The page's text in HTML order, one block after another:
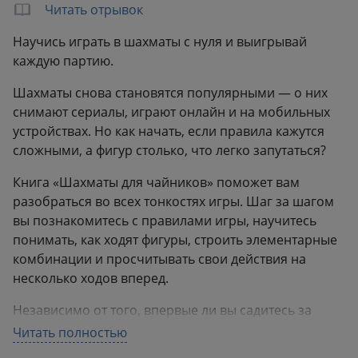
Формат: 163x235 мм
Читать отрывок
Научись играть в шахматы с нуля и выигрывай
каждую партию.
Шахматы снова становятся популярными — о них
снимают сериалы, играют онлайн и на мобильных
устройствах. Но как начать, если правила кажутся
сложными, а фигур столько, что легко запутаться?
Книга «Шахматы для чайников» поможет вам
разобраться во всех тонкостях игры. Шаг за шагом
вы познакомитесь с правилами игры, научитесь
понимать, как ходят фигуры, строить элементарные
комбинации и просчитывать свои действия на
несколько ходов вперед.
Независимо от того, впервые ли вы садитесь за
шахматную доску или хотите усовершенствовать
свою игру, это руководство поможет вам уверенно
Читать полностью